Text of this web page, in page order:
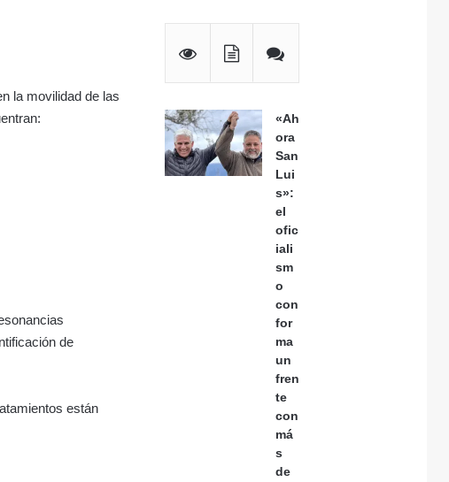
la movilidad de las
de
están
«Ah
ora
San
Lui
s»:
el
ofic
iali
sm
o
con
for
ma
un
fren
te
con
má
s
de